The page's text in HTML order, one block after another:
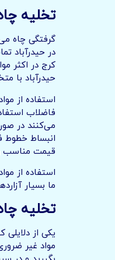
تخلیه
گرفتگی چاه
در حیدرآباد
کرج در اکثر
حیدرآباد با
استفاده از
فاضلاب
می‌کنند در
انبساط خطوط
قیمت مناسب
استفاده از
ما بسیار
تخلیه
یکی از
مواد غیر